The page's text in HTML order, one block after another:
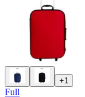
+1
Full